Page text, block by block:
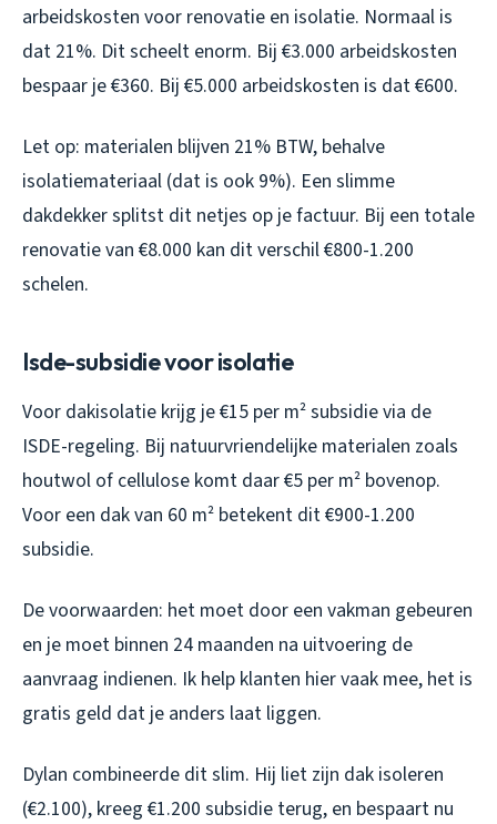
arbeidskosten voor renovatie en isolatie. Normaal is
dat 21%. Dit scheelt enorm. Bij €3.000 arbeidskosten
bespaar je €360. Bij €5.000 arbeidskosten is dat €600.
Let op: materialen blijven 21% BTW, behalve
isolatiemateriaal (dat is ook 9%). Een slimme
dakdekker splitst dit netjes op je factuur. Bij een totale
renovatie van €8.000 kan dit verschil €800-1.200
schelen.
Isde-subsidie voor isolatie
Voor dakisolatie krijg je €15 per m² subsidie via de
ISDE-regeling. Bij natuurvriendelijke materialen zoals
houtwol of cellulose komt daar €5 per m² bovenop.
Voor een dak van 60 m² betekent dit €900-1.200
subsidie.
De voorwaarden: het moet door een vakman gebeuren
en je moet binnen 24 maanden na uitvoering de
aanvraag indienen. Ik help klanten hier vaak mee, het is
gratis geld dat je anders laat liggen.
Dylan combineerde dit slim. Hij liet zijn dak isoleren
(€2.100), kreeg €1.200 subsidie terug, en bespaart nu